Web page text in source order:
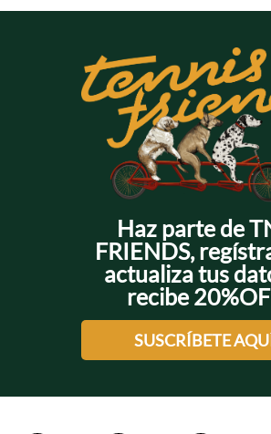
Haz parte de
FRIENDS,
actualiza tus
recibe
SUSCRÍBETE